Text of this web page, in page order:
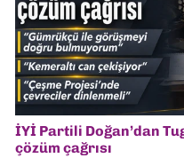
İYİ Partili Doğan’dan
çözüm çağrısı